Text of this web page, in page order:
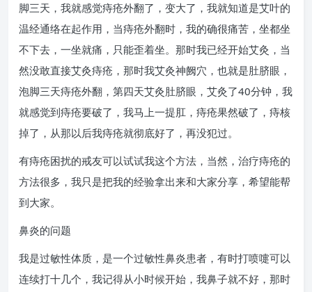
脚三天，我就感觉痔疮外翻了，变大了，我就知道是艾叶的
温经通络在起作用，当痔疮外翻时，我的确很痛苦，坐都坐
不下去，一坐就痛，只能歪着坐。那时我已经开始艾灸，当
然没敢直接艾灸痔疮，那时我艾灸神阙穴，也就是肚脐眼，
泡脚三天痔疮外翻，第四天艾灸肚脐眼，艾灸了40分钟，我
就感觉到痔疮要破了，我马上一提肛，痔疮果然破了，痔核
掉了，从那以后我痔疮就彻底好了，再没犯过。
有痔疮困扰的戒友可以试试我这个方法，当然，治疗痔疮的
方法很多，我只是把我的经验拿出来和大家分享，希望能帮
到大家。
鼻炎的问题
我是过敏性体质，是一个过敏性鼻炎患者，有时打喷嚏可以
连续打十几个，我记得从小时候开始，我鼻子就不好，那时